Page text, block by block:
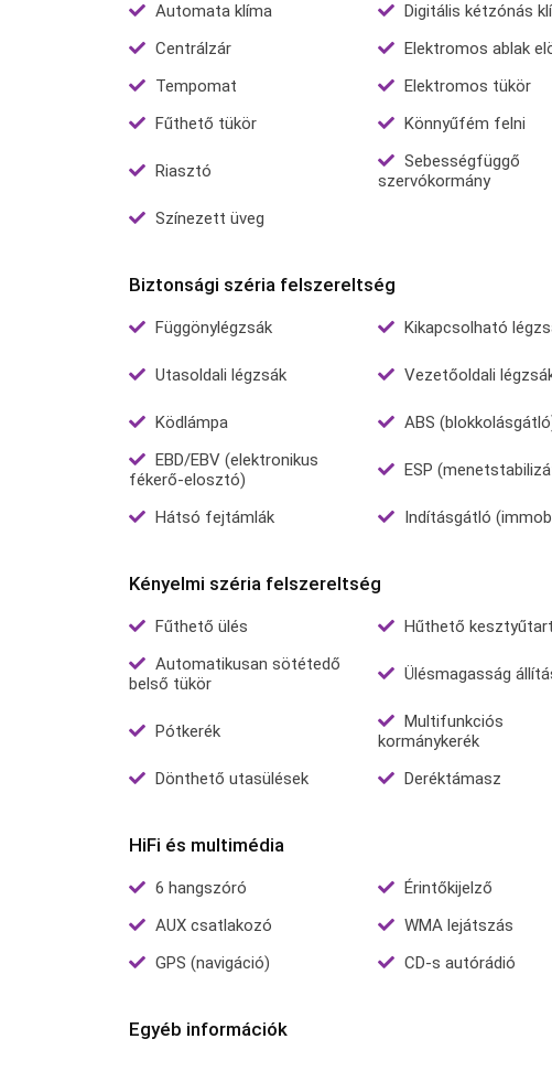
Automata klíma Digitális kétzónás
Centrálzár
Elektromos ablak
Tempomat
Elektromos tükör
Fűthető tükör
Könnyűfém felni
Riasztó
Sebességfüggő
szervókormány
Színezett üveg
Biztonsági széria felszereltség
Függönylégzsák Kikapcsolható
Utasoldali légzsák Vezetőoldali
Ködlámpa
ABS
EBD/EBV (elektronikus
fékerő-elosztó)
ESP
Hátsó fejtámlák
Indításgátló
Kényelmi széria felszereltség
Fűthető ülés Hűthető
Automatikusan sötétedő
belső tükör
Ülésmagasság
Pótkerék
Multifunkciós
kormánykerék
Dönthető utasülések Deréktámasz
HiFi és multimédia
6 hangszóró Érintőkijelző
AUX csatlakozó
WMA lejátszás
GPS (navigáció)
CD-s autórádió
Egyéb információk